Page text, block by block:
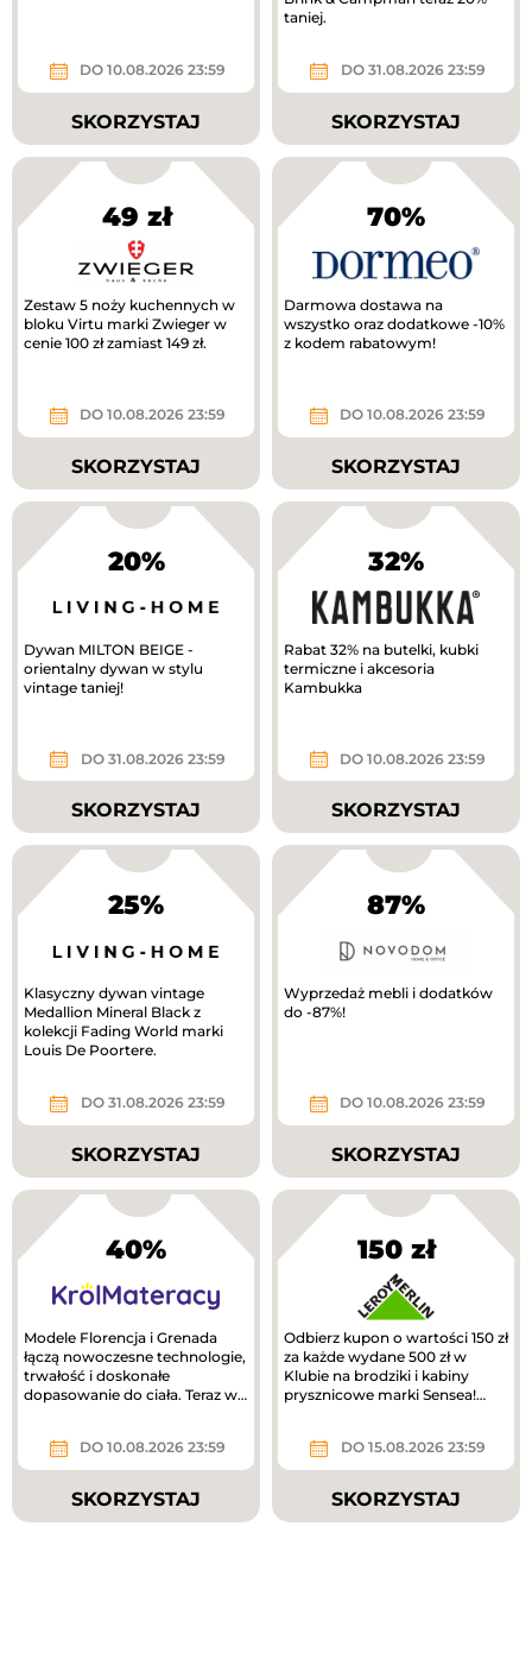
DO 10.08.2026 23:59
SKORZYSTAJ
taniej.
DO 31.08.2026 23:59
SKORZYSTAJ
49 zł
Zestaw 5 noży kuchennych w
bloku Virtu marki Zwieger w
cenie 100 zł zamiast 149 zł.
DO 10.08.2026 23:59
SKORZYSTAJ
70%
Darmowa dostawa na
wszystko oraz dodatkowe -10%
z kodem rabatowym!
DO 10.08.2026 23:59
SKORZYSTAJ
20%
Dywan MILTON BEIGE -
orientalny dywan w stylu
vintage taniej!
DO 31.08.2026 23:59
SKORZYSTAJ
32%
Rabat 32% na butelki, kubki
termiczne i akcesoria
Kambukka
DO 10.08.2026 23:59
SKORZYSTAJ
25%
Klasyczny dywan vintage
Medallion Mineral Black z
kolekcji Fading World marki
Louis De Poortere.
DO 31.08.2026 23:59
SKORZYSTAJ
87%
Wyprzedaż mebli i dodatków
do -87%!
DO 10.08.2026 23:59
SKORZYSTAJ
40%
Modele Florencja i Grenada
łączą nowoczesne technologie,
trwałość i doskonałe
dopasowanie do ciała. Teraz w
DO 10.08.2026 23:59
SKORZYSTAJ
150 zł
Odbierz kupon o wartości 150 zł
za każde wydane 500 zł w
Klubie na brodziki i kabiny
prysznicowe marki Sensea!
DO 15.08.2026 23:59
SKORZYSTAJ